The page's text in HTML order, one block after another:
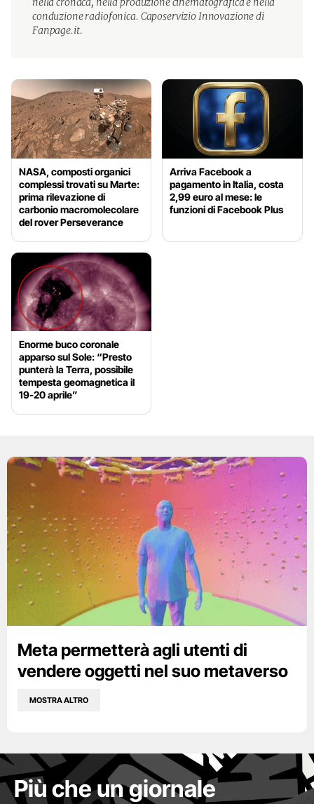
conduzione radiofonica. Caposervizio Innovazione di
Fanpage.it.
NASA, composti organici
complessi trovati su Marte:
prima rilevazione di
carbonio macromolecolare
del rover Perseverance
Arriva Facebook a
pagamento in Italia, costa
2,99 euro al mese: le
funzioni di Facebook Plus
Enorme buco coronale
apparso sul Sole: “Presto
punterà la Terra, possibile
tempesta geomagnetica il
19-20 aprile”
Meta permetterà agli utenti di
vendere oggetti nel suo metaverso
MOSTRA ALTRO
Più che un giornale